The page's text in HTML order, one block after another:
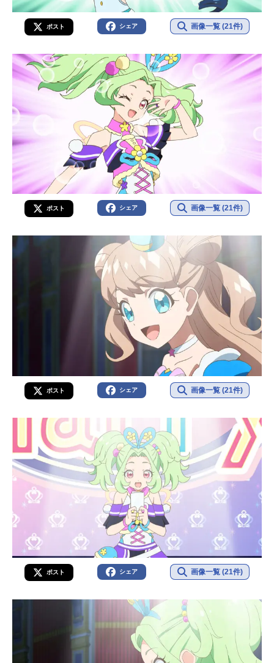
ポスト シェア 画像一覧 (21件)
ポスト シェア 画像一覧 (21件)
ポスト シェア 画像一覧 (21件)
ポスト シェア 画像一覧 (21件)